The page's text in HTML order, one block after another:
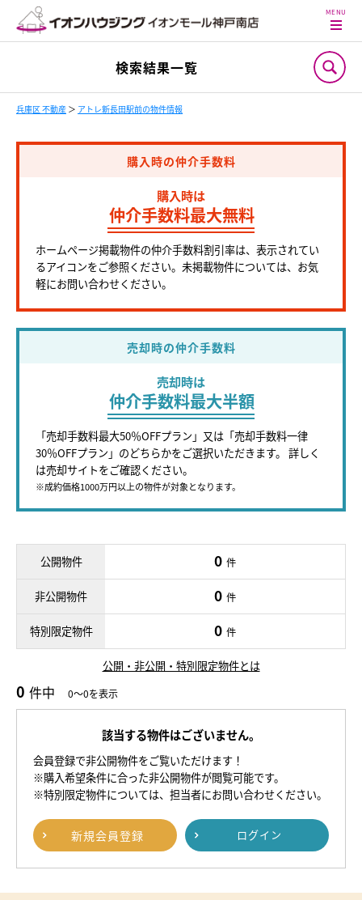
検索結果一覧
兵庫区 不動産 ＞ アトレ新長田駅前の物件情報
購入時の仲介手数料
購入時は
仲介手数料最大無料
ホームページ掲載物件の仲介手数料割引率は、表示されてい
るアイコンをご参照ください。未掲載物件については、お気
軽にお問い合わせください。
売却時の仲介手数料
売却時は
仲介手数料最大半額
「売却手数料最大50％OFFプラン」又は「売却手数料一律
30％OFFプラン」のどちらかをご選択いただきます。 詳しく
は売却サイトをご確認ください。
※成約価格1000万円以上の物件が対象となります。
公開物件 0 件
非公開物件 0 件
特別限定物件 0 件
公開・非公開・特別限定物件とは
0 件中 0～0を表示
該当する物件はございません。
会員登録で非公開物件をご覧いただけます！
※購入希望条件に合った非公開物件が閲覧可能です。
※特別限定物件については、担当者にお問い合わせください。
新規会員登録 ログイン